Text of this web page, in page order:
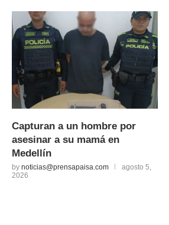
Capturan a un hombre por
asesinar a su mamá en
Medellín
by noticias@prensapaisa.com
agosto 5,
2026